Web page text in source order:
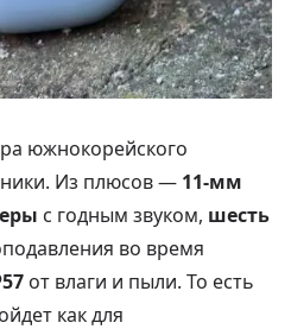
южнокорейского
Из плюсов — 11-мм
с годным звуком, шесть
во время
от влаги и пыли. То есть
как для